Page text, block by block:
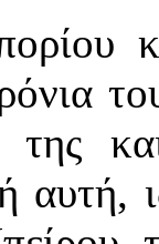
της
αυτή,